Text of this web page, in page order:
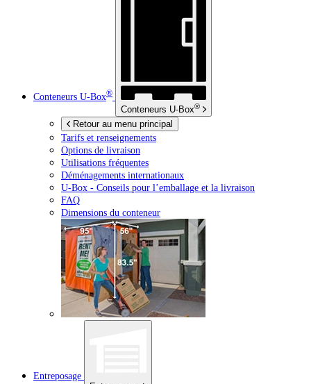
Conteneurs U-Box®
Conteneurs U-Box®
Retour au menu principal
Tarifs et renseignements
Options de livraison
Utilisations fréquentes
Déménagements internationaux
U-Box - Conseils pour l’emballage et la livraison
FAQ
Dimensions du conteneur
Entreposage